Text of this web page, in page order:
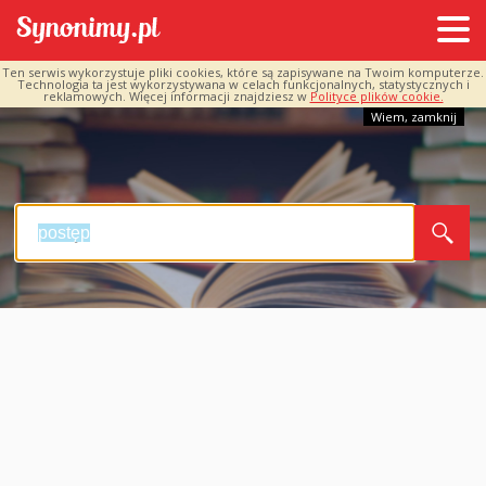
Ten serwis wykorzystuje pliki cookies, które są zapisywane na Twoim komputerze.
Technologia ta jest wykorzystywana w celach funkcjonalnych, statystycznych i
reklamowych. Więcej informacji znajdziesz w Polityce plików cookie.
Wiem, zamknij